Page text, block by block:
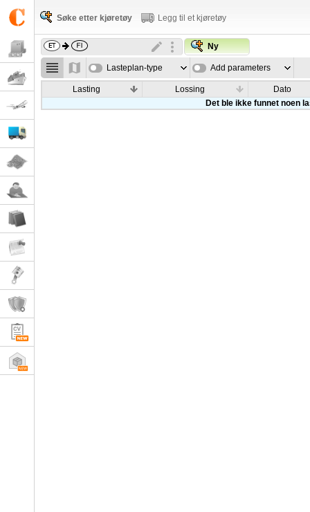
Søke etter kjøretøy Legg til et kjøretøy
Ny
Lasteplan-type Add parameters
Lasting Lossing
Dato
Det ble ikke funnet noen